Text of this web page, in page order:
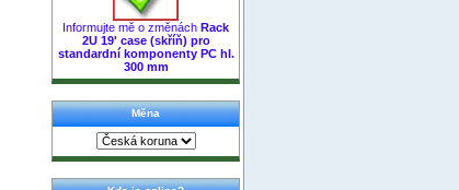
Informujte mě o změnách Rack
2U 19' case (skříň) pro
standardní komponenty PC hl.
300 mm
Měna